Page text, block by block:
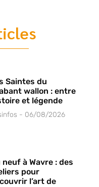
Saintes du
wallon : entre
et légende
06/08/2026
neuf à Wavre : des
pour
l’art de